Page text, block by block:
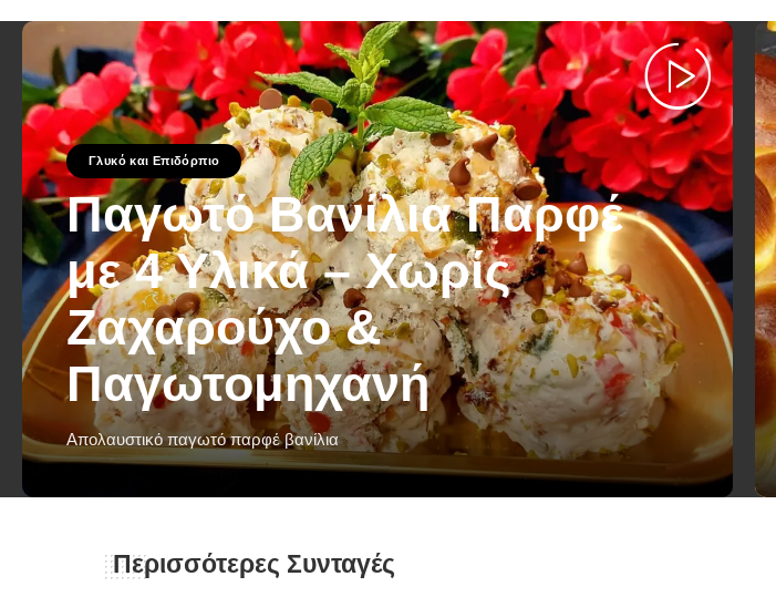
Γλυκό και Επιδόρπιο
Παγωτό Βανίλια Παρφέ
με 4 Υλικά – Χωρίς
Ζαχαρούχο &
Παγωτομηχανή
Απολαυστικό παγωτό παρφέ βανίλια
Περισσότερες Συνταγές